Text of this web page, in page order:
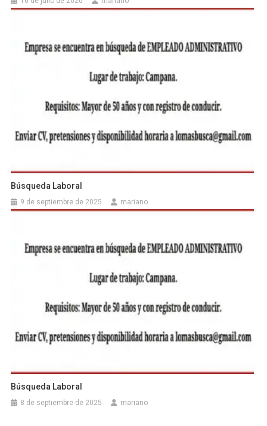
Búsqueda Laboral
9 de septiembre de 2025 mariano
Búsqueda Laboral
8 de septiembre de 2025 mariano